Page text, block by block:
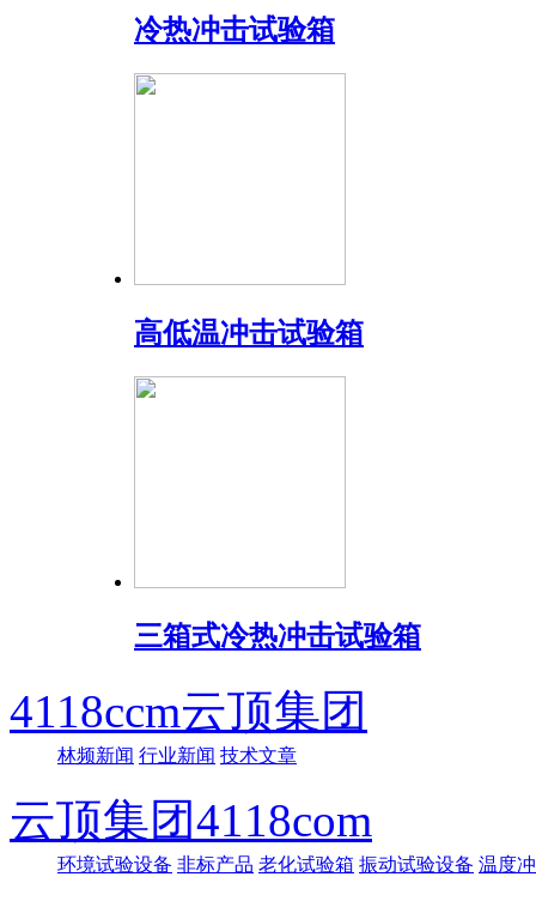
冷热冲击试验箱
高低温冲击试验箱
三箱式冷热冲击试验箱
4118ccm云顶集团
林频新闻 行业新闻 技术文章
云顶集团4118com
环境试验设备 非标产品 老化试验箱 振动试验设备 温度